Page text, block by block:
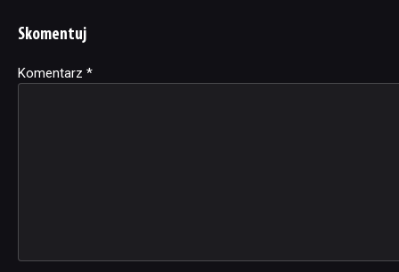
Skomentuj
Komentarz *
Alternative: